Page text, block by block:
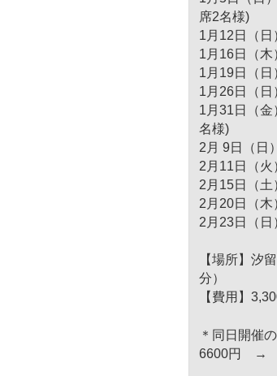
席2名様)
1月12日（
1月16日（
1月19日（
1月26日（
1月31日（
名様)
2月 9日（日
2月11日（
2月15日（
2月20日（
2月23日（
【場所】汐
分）
【費用】
＊同日開催
6600円 →